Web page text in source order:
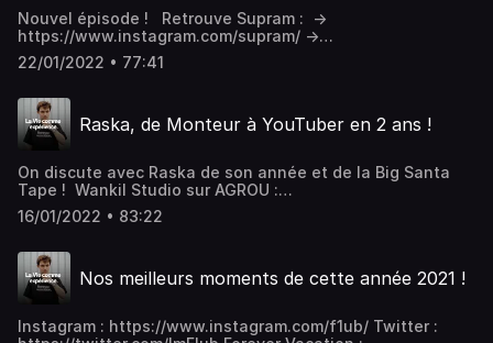
Nouvel épisode ! Retrouve Supram : →
https://www.instagram.com/supram/ →
https://twitter.com/supram_ → https://www.supram.fr/ →
https://www.supram.art/ Instagram :
https://twitter.com/ImFlub Forever Vacation :
https://www.forever-vacation.com
22/01/2022 • 77:41
Raska, de Monteur à YouTuber en 2 ans !
On discute avec Raska de son année et de la Big Santa
Tape ! Wankil Studio sur AGROU :
https://www.youtube.com/watch?v=JypfacK_mks
Recommandations de RASKA :
table https://www.youtube.com/playlist?
list=PLSkidoCR8oB3HDB-QSDlwGYbjeb5Ra4wG
https://www.youtube.com/playlist?
Raska :
16/01/2022 • 83:22
Nos meilleurs moments de cette année 2021 !
Instagram : https://www.instagram.com/f1ub/ Twitter :